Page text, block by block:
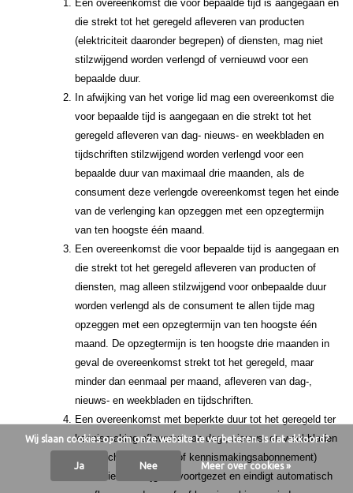
Een overeenkomst die voor bepaalde tijd is aangegaan en
die strekt tot het geregeld afleveren van producten
(elektriciteit daaronder begrepen) of diensten, mag niet
stilzwijgend worden verlengd of vernieuwd voor een
bepaalde duur.
In afwijking van het vorige lid mag een overeenkomst die
voor bepaalde tijd is aangegaan en die strekt tot het
geregeld afleveren van dag- nieuws- en weekbladen en
tijdschriften stilzwijgend worden verlengd voor een
bepaalde duur van maximaal drie maanden, als de
consument deze verlengde overeenkomst tegen het einde
van de verlenging kan opzeggen met een opzegtermijn
van ten hoogste één maand.
Een overeenkomst die voor bepaalde tijd is aangegaan en
die strekt tot het geregeld afleveren van producten of
diensten, mag alleen stilzwijgend voor onbepaalde duur
worden verlengd als de consument te allen tijde mag
opzeggen met een opzegtermijn van ten hoogste één
maand. De opzegtermijn is ten hoogste drie maanden in
geval de overeenkomst strekt tot het geregeld, maar
minder dan eenmaal per maand, afleveren van dag-,
nieuws- en weekbladen en tijdschriften.
Een overeenkomst met beperkte duur tot het geregeld ter
kennismaking afleveren van dag-, nieuws- en weekbladen
en tijdschriften (proef- of kennismakingsabonnement)
wordt niet stilzwijgend voortgezet en eindigt automatisch
Wij slaan cookies op om onze website te verbeteren. Is dat akkoord?
Ja Nee Meer over cookies »